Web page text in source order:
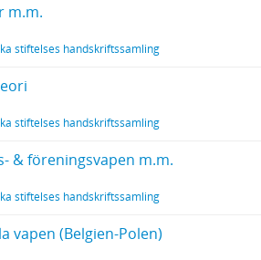
m.m.
stiftelses handskriftssamling
stiftelses handskriftssamling
& föreningsvapen m.m.
stiftelses handskriftssamling
vapen (Belgien-Polen)